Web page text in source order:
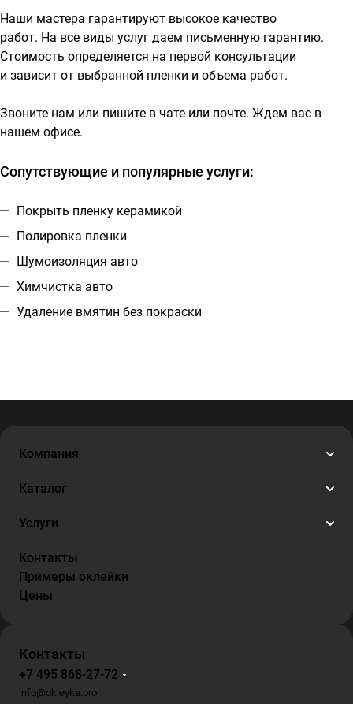
Наши мастера гарантируют высокое качество
работ. На все виды услуг даем письменную гарантию.
Стоимость определяется на первой консультации
и зависит от выбранной пленки и объема работ.
Звоните нам или пишите в чате или почте. Ждем вас в
нашем офисе.
Сопутствующие и популярные услуги:
Покрыть пленку керамикой
Полировка пленки
Шумоизоляция авто
Химчистка авто
Удаление вмятин без покраски
Компания
Каталог
Услуги
Контакты
Примеры оклейки
Цены
Контакты
+7 495 868-27-72
info@okleyka.pro